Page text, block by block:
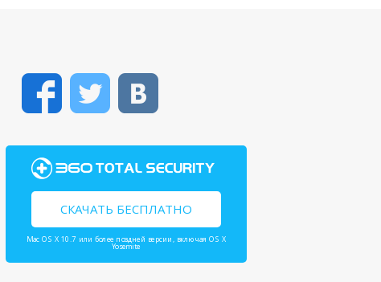
FacebookTwitter
СКАЧАТЬ БЕСПЛАТНО
Mac OS X 10.7 или более поздней версии, включая OS X
Yosemite